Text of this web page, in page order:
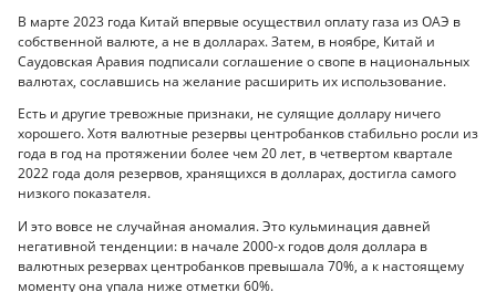
В марте 2023 года Китай впервые осуществил оплату газа из ОАЭ в
собственной валюте, а не в долларах. Затем, в ноябре, Китай и
Саудовская Аравия подписали соглашение о свопе в национальных
валютах, сославшись на желание расширить их использование.
Есть и другие тревожные признаки, не сулящие доллару ничего
хорошего. Хотя валютные резервы центробанков стабильно росли из
года в год на протяжении более чем 20 лет, в четвертом квартале
2022 года доля резервов, хранящихся в долларах, достигла самого
низкого показателя.
И это вовсе не случайная аномалия. Это кульминация давней
негативной тенденции: в начале 2000-х годов доля доллара в
валютных резервах центробанков превышала 70%, а к настоящему
моменту она упала ниже отметки 60%.